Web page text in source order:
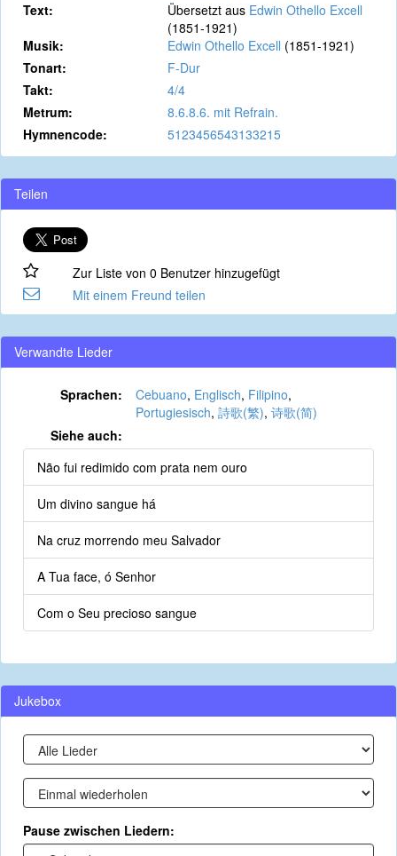
Text:
Übersetzt aus Edwin Othello Excell
(1851-1921)
Musik:
Edwin Othello Excell (1851-1921)
Tonart:
F-Dur
Takt:
4/4
Metrum:
8.6.8.6. mit Refrain.
Hymnencode:
5123456543133215
Teilen
Zur Liste von 0 Benutzer hinzugefügt
Mit einem Freund teilen
Verwandte Lieder
Sprachen: Cebuano, Englisch, Filipino,
Portugiesisch, 詩歌(繁), 诗歌(简)
Siehe auch:
Não fui redimido com prata nem ouro
Um divino sangue há
Na cruz morrendo meu Salvador
A Tua face, ó Senhor
Com o Seu precioso sangue
Jukebox
Pause zwischen Liedern: